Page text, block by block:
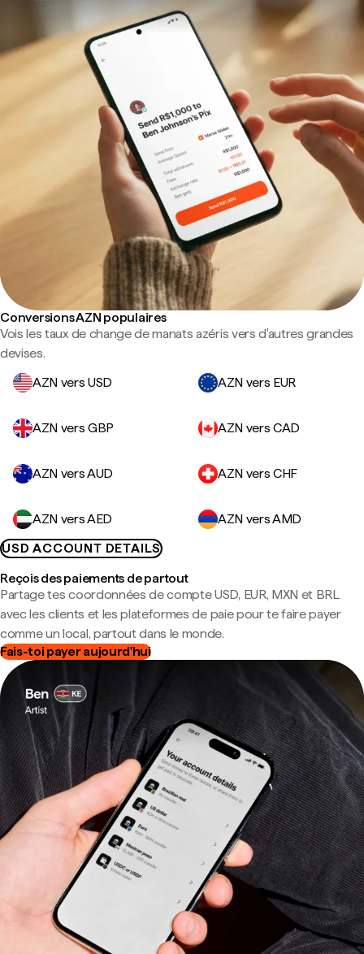
Conversions AZN populaires
Vois les taux de change de manats azéris vers d'autres grandes
devises.
AZN vers USD
AZN vers EUR
AZN vers GBP AZN vers CAD
AZN vers AUD AZN vers CHF
AZN vers AED
AZN vers AMD
USD ACCOUNT DETAILS
Reçois des paiements de partout
Partage tes coordonnées de compte USD, EUR, MXN et BRL
avec les clients et les plateformes de paie pour te faire payer
comme un local, partout dans le monde.
Fais-toi payer aujourd'hui